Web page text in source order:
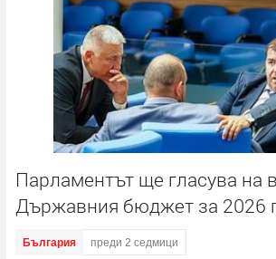
Парламентът ще гласува на
Държавния бюджет за 2026
България преди 2 седмици